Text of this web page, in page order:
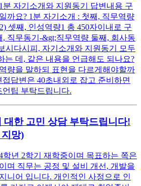
분 자기소개와 지원동기 답변내용 구
까요? 1분 자기소개 : 첫째, 직무역량
셋째, 인성역량1 총 450자이내로 구
, 직무동기-&gt;직무역량 둘째, 회사동
시다시피, 자기소개와 지원동기 모두
는 데, 같은 내용을 언급해도 되나요?
량을 말하되 표현을 다르게해야할까
접답변은 40초내외로 잡고 준비하면
언팁 부탁드립니다.
대한 고민 상담 부탁드립니다!
망)
학년 2학기 재학중이며 목표하는 쪽은
며 직무는 공정 및 설비 개선, 개발을
니어 입니다. 개인적인 사정으로 인